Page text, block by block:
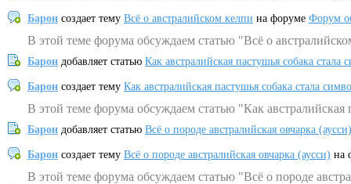
Барон создает тему Всё о австралийском келпи на форуме Форум
В этой теме форума обсуждаем статью "Всё о
Барон добавляет статью Как австралийская пастушья собака
Барон создает тему Как австралийская пастушья собака стала
В этой теме форума обсуждаем статью "Как
Барон добавляет статью Всё о породе австралийская овчарка (аусси)
Барон создает тему Всё о породе австралийская овчарка (аусси) на
В этой теме форума обсуждаем статью "Всё о породе